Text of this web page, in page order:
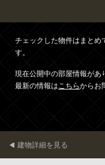
チェックした物件はまとめ
す。
現在公開中の部屋情報があ
最新の情報はこちらからお
建物詳細を見る